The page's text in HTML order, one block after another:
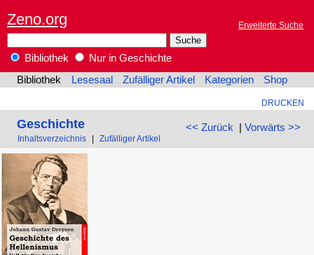
Zeno.org Erweiterte Suche
Bibliothek
Nur in Geschichte
Bibliothek
Lesesaal Zufälliger Artikel Kategorien Shop
DRUCKEN
<< Zurück | Vorwärts >>
Geschichte
Inhaltsverzeichnis Zufälliger Artikel